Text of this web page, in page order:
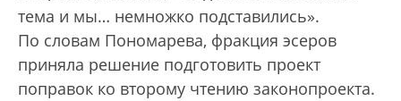
тема и мы… немножко подставились».
По словам Пономарева, фракция эсеров
приняла решение подготовить проект
поправок ко второму чтению законопроекта.